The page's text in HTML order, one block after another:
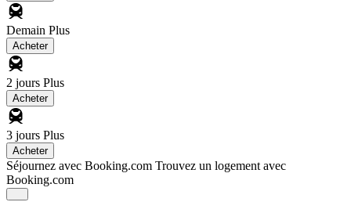
Demain Plus
Acheter
2 jours Plus
Acheter
3 jours Plus
Acheter
Séjournez avec Booking.com Trouvez un logement avec
Booking.com